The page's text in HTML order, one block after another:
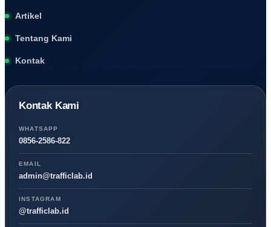
Artikel
Tentang Kami
Kontak
Kontak Kami
WHATSAPP
0856-2586-822
EMAIL
admin@trafficlab.id
INSTAGRAM
@trafficlab.id